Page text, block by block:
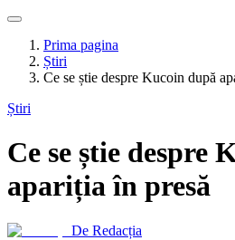
Prima pagina
Știri
Ce se știe despre Kucoin după
Știri
Ce se știe despre
apariția în presă
De Redacția